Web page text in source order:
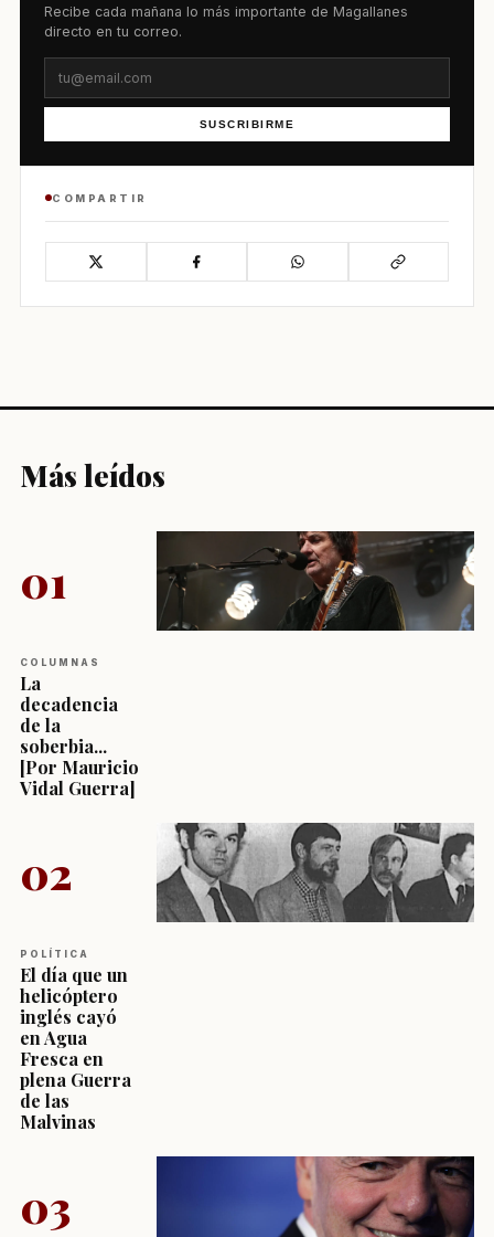
Recibe cada mañana lo más importante de Magallanes
directo en tu correo.
SUSCRIBIRME
COMPARTIR
Más leídos
01
COLUMNAS
La
decadencia
de la
soberbia...
[Por Mauricio
Vidal Guerra]
02
POLÍTICA
El día que un
helicóptero
inglés cayó
en Agua
Fresca en
plena Guerra
de las
Malvinas
03